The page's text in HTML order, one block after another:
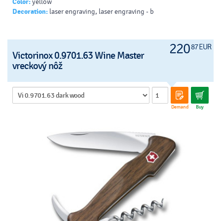
Color:yellow
Decoration: laser engraving, laser engraving - b
22087 EUR
Victorinox 0.9701.63 Wine Master
vreckový nôž
Demand Buy